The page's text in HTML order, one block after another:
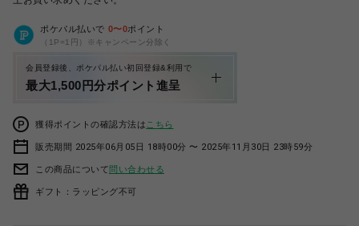
ポケパル払いで 0〜0ポイント
（1P=1円）※キャンペーン分除く
会員登録後、ポケパル払い初回登録&利用で
最大1,500円分ポイント進呈
獲得ポイントの確認方法は こちら
販売期間 2025年06月05日 18時00分 〜 2025年11月30日 23時59分
この商品について問い合わせる
ギフト：ラッピング不可